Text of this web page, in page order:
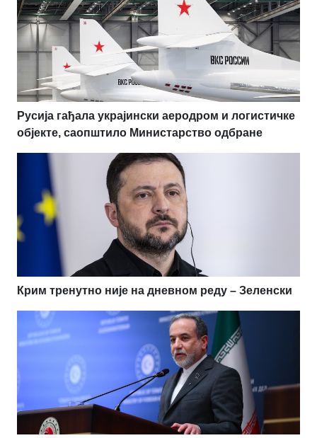
Русија гађала украјински аеродром и логистичке
објекте, саопштило Министарство одбране
Крим тренутно није на дневном реду – Зеленски